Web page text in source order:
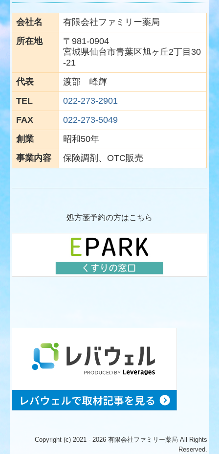
会社名
有限会社ファミリー薬局
所在地
〒981-0904
宮城県仙台市青葉区旭ヶ丘2丁目30
-21
代表
渡部 峰輝
TEL
022-273-2901
FAX
022-273-5049
創業
昭和50年
事業内容
保険調剤、OTC販売
処方箋予約の方はこちら
Copyright (c) 2021 - 2026 有限会社ファミリー薬局 All Rights
Reserved.